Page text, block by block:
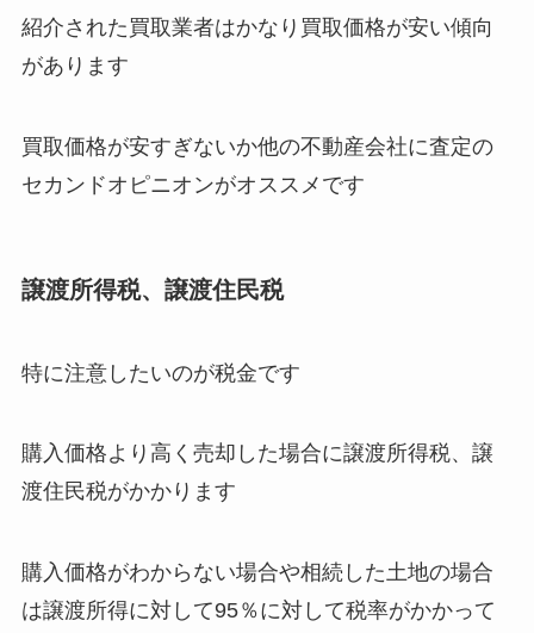
紹介された買取業者はかなり買取価格が安い傾向
があります
買取価格が安すぎないか他の不動産会社に査定の
セカンドオピニオンがオススメです
譲渡所得税、譲渡住民税
特に注意したいのが税金です
購入価格より高く売却した場合に譲渡所得税、譲
渡住民税がかかります
購入価格がわからない場合や相続した土地の場合
は譲渡所得に対して95％に対して税率がかかって